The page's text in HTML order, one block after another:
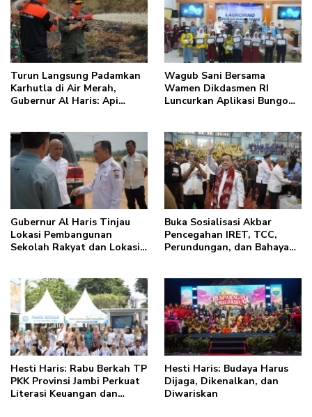
Turun Langsung Padamkan
Karhutla di Air Merah,
Gubernur Al Haris: Api
Wagub Sani Bersama
Wamen Dikdasmen RI
Luncurkan Aplikasi Bungo
Pendidikan di Jambi
Gubernur Al Haris Tinjau
Lokasi Pembangunan
Sekolah Rakyat dan Lokasi
Buka Sosialisasi Akbar
Pencegahan IRET, TCC,
Perundungan, dan Bahaya
anakku bisa jaga diri, 60%
masa depan sudah ada di
tangan”
Hesti Haris: Rabu Berkah TP
PKK Provinsi Jambi Perkuat
Literasi Keuangan dan
Hesti Haris: Budaya Harus
Dijaga, Dikenalkan, dan
Diwariskan